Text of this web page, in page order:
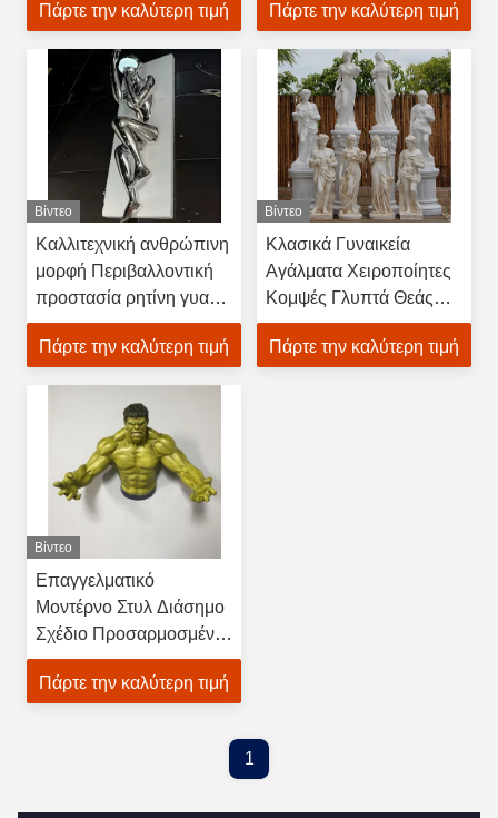
Πάρτε την καλύτερη τιμή
μοντέρνο στυλ
κομμάτι
Πάρτε την καλύτερη τιμή
Βίντεο
Καλλιτεχνική ανθρώπινη
μορφή Περιβαλλοντική
προστασία ρητίνη γυαλί
ίνες τοίχος γλυπτική
μοντέρνα
Πάρτε την καλύτερη τιμή
Βίντεο
Κλασικά Γυναικεία
Αγάλματα Χειροποίητες
Κομψές Γλυπτά Θεάς
Κήπου για Πολυτελή
Βίλα
Πάρτε την καλύτερη τιμή
Βίντεο
Επαγγελματικό
Μοντέρνο Στυλ Διάσημο
Σχέδιο Προσαρμοσμένο
3D Γλυπτό Τοίχου από
Υαλοβάμβακα Ρητίνης
Πάρτε την καλύτερη τιμή
1